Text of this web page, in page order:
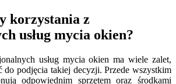
korzystania z
usług mycia okien?
usług mycia okien ma wiele zalet,
do podjęcia takiej decyzji. Przede wszystkim
odpowiednim sprzętem oraz środkami